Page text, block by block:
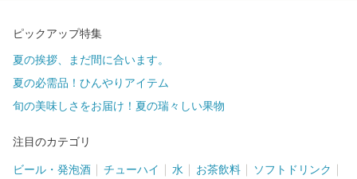
ピックアップ特集
夏の挨拶、まだ間に合います。
夏の必需品！ひんやりアイテム
旬の美味しさをお届け！夏の瑞々しい果物
注目のカテゴリ
ビール・発泡酒 チューハイ 水 お茶飲料 ソフトドリンク